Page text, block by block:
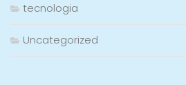
tecnologia
Uncategorized